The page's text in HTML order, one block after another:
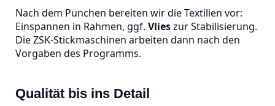
Nach dem Punchen bereiten wir die Textilien vor:
Einspannen in Rahmen, ggf.Vlieszur Stabilisierung.
Die ZSK‑Stickmaschinen arbeiten dann nach den
Vorgaben des Programms.
Qualität bis ins Detail